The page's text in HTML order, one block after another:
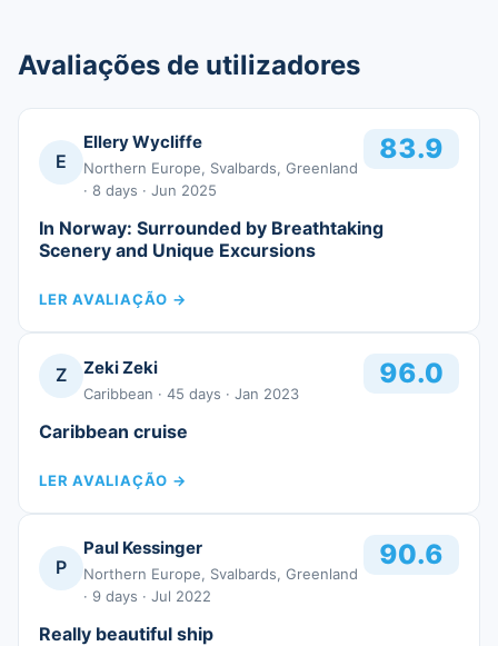
Avaliações de utilizadores
E
Ellery Wycliffe
Northern Europe, Svalbards, Greenland
· 8 days · Jun 2025
83.9
In Norway: Surrounded by Breathtaking
Scenery and Unique Excursions
LER AVALIAÇÃO →
Z Zeki Zeki
Caribbean · 45 days · Jan 2023
96.0
Caribbean cruise
LER AVALIAÇÃO →
P
Paul Kessinger
Northern Europe, Svalbards, Greenland
· 9 days · Jul 2022
90.6
Really beautiful ship